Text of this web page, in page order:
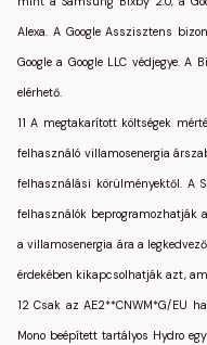
Alexa. A Google Asszisztens
Google a Google LLC védjegye.
elérhető.
11 A megtakarított költségek
felhasználó villamosenergia
felhasználási körülményektől. A
felhasználók beprogramozhatják
a villamosenergia ára a
érdekében kikapcsolhatják azt,
12 Csak az AE2**CNWM*G/EU
Mono beépített tartályos Hydro